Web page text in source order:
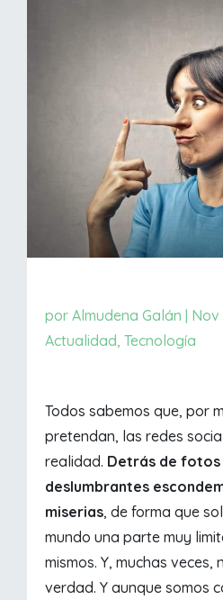
porAlmudena Galán Nov
Actualidad,Tecnología
Todos sabemos que, por
pretendan, las redes
realidad. Detrás de
deslumbrantes
miserias, de forma que
mundo una parte muy
mismos. Y, muchas veces,
verdad. Y aunque somos